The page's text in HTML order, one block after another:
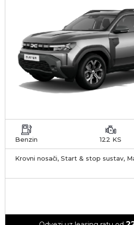
Benzin 122 KS
Krovni nosači, Start & stop sustav,